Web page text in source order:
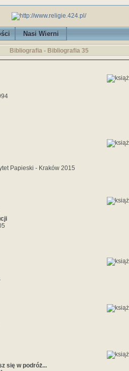
Nasi Wierni
Bibliografia - Bibliografia 35
Papieski - Kraków 2015
‎się w‎ ‎podróż...